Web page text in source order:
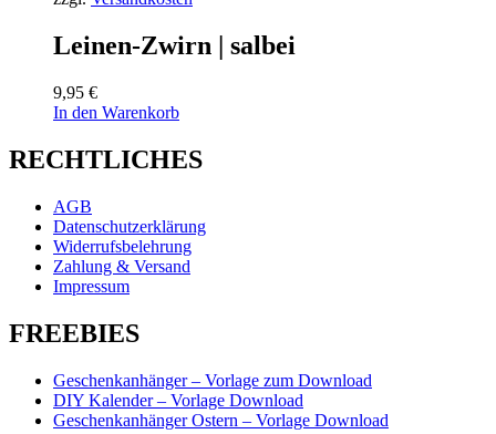
Leinen-Zwirn | salbei
9,95 €
In den Warenkorb
RECHTLICHES
AGB
Datenschutzerklärung
Widerrufsbelehrung
Zahlung & Versand
Impressum
FREEBIES
Geschenkanhänger – Vorlage zum Download
DIY Kalender – Vorlage Download
Geschenkanhänger Ostern – Vorlage Download